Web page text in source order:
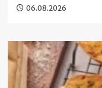
06.08.2026